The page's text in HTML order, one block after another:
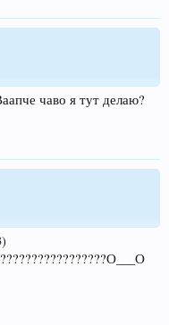
чаво я тут делаю?